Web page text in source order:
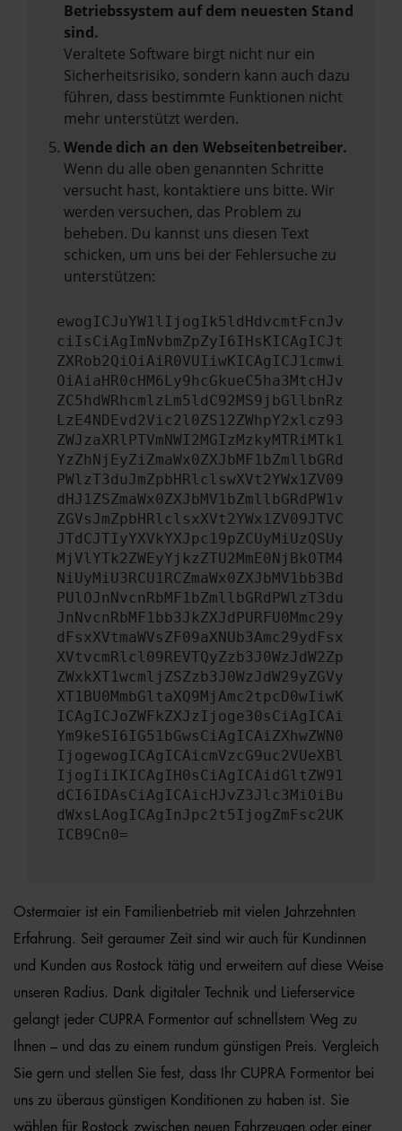
Betriebssystem auf dem neuesten Stand
sind.
Veraltete Software birgt nicht nur ein
Sicherheitsrisiko, sondern kann auch dazu
führen, dass bestimmte Funktionen nicht
mehr unterstützt werden.
Wende dich an den Webseitenbetreiber.
Wenn du alle oben genannten Schritte
versucht hast, kontaktiere uns bitte. Wir
werden versuchen, das Problem zu
beheben. Du kannst uns diesen Text
schicken, um uns bei der Fehlersuche zu
unterstützen:
ewogICJuYW1lIjogIk5ldHdvcmtFcnJv
ciIsCiAgImNvbmZpZyI6IHsKICAgICJt
ZXRob2QiOiAiR0VUIiwKICAgICJ1cmwi
OiAiaHR0cHM6Ly9hcGkueC5ha3MtcHJv
ZC5hdWRhcmlzLm5ldC92MS9jbGllbnRz
LzE4NDEvd2Vic2l0ZS12ZWhpY2xlcz93
ZWJzaXRlPTVmNWI2MGIzMzkyMTRiMTk1
YzZhNjEyZiZmaWx0ZXJbMF1bZmllbGRd
PWlzT3duJmZpbHRlclswXVt2YWx1ZV09
dHJ1ZSZmaWx0ZXJbMV1bZmllbGRdPW1v
ZGVsJmZpbHRlclsxXVt2YWx1ZV09JTVC
JTdCJTIyYXVkYXJpc19pZCUyMiUzQSUy
MjVlYTk2ZWEyYjkzZTU2MmE0NjBkOTM4
NiUyMiU3RCU1RCZmaWx0ZXJbMV1bb3Bd
PUlOJnNvcnRbMF1bZmllbGRdPWlzT3du
JnNvcnRbMF1bb3JkZXJdPURFU0Mmc29y
dFsxXVtmaWVsZF09aXNUb3Amc29ydFsx
XVtvcmRlcl09REVTQyZzb3J0WzJdW2Zp
ZWxkXT1wcmljZSZzb3J0WzJdW29yZGVy
XT1BU0MmbGltaXQ9MjAmc2tpcD0wIiwK
ICAgICJoZWFkZXJzIjoge30sCiAgICAi
Ym9keSI6IG51bGwsCiAgICAiZXhwZWN0
IjogewogICAgICAicmVzcG9uc2VUeXBl
IjogIiIKICAgIH0sCiAgICAidGltZW91
dCI6IDAsCiAgICAicHJvZ3Jlc3MiOiBu
dWxsLAogICAgInJpc2t5IjogZmFsc2UK
ICB9Cn0=
Ostermaier ist ein Familienbetrieb mit vielen Jahrzehnten
Erfahrung. Seit geraumer Zeit sind wir auch für Kundinnen
und Kunden aus Rostock tätig und erweitern auf diese Weise
unseren Radius. Dank digitaler Technik und Lieferservice
gelangt jeder CUPRA Formentor auf schnellstem Weg zu
Ihnen – und das zu einem rundum günstigen Preis. Vergleich
Sie gern und stellen Sie fest, dass Ihr CUPRA Formentor bei
uns zu überaus günstigen Konditionen zu haben ist. Sie
wählen für Rostock zwischen neuen Fahrzeugen oder einer